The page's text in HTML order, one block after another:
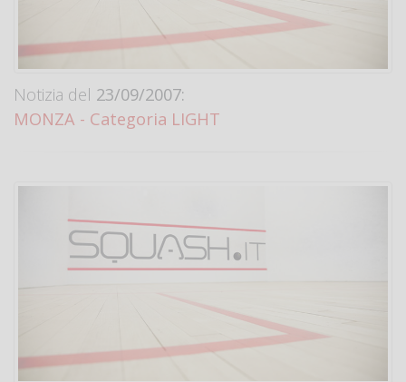
Notizia del 23/09/2007:
MONZA - Categoria LIGHT